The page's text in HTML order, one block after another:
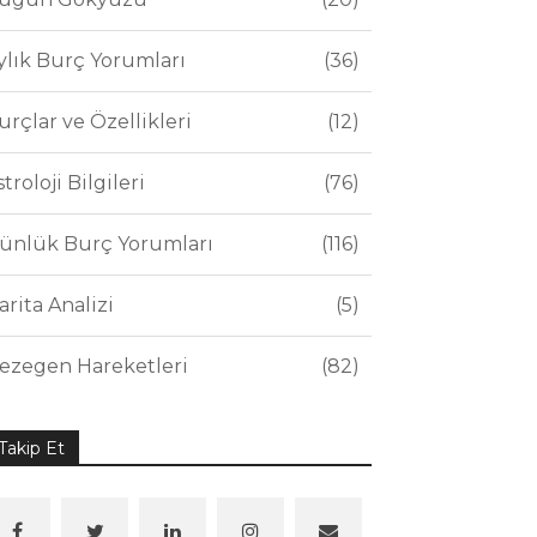
Burç Yorumları 36
ve Özellikleri 12
Bilgileri 76
Burç Yorumları 116
Analizi 5
Hareketleri 82
Et